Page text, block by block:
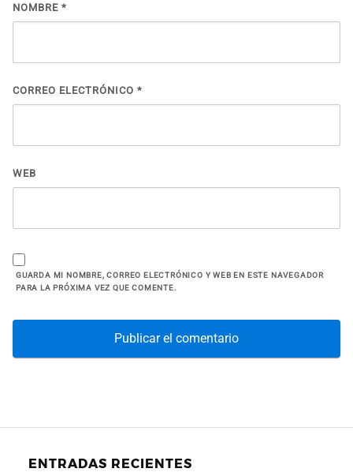
NOMBRE *
CORREO ELECTRÓNICO *
WEB
GUARDA MI NOMBRE, CORREO ELECTRÓNICO Y WEB EN ESTE NAVEGADOR
PARA LA PRÓXIMA VEZ QUE COMENTE.
ENTRADAS RECIENTES